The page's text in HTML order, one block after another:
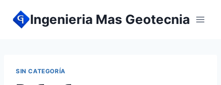
Ingenieria Mas Geotecnia
SIN CATEGORÍA